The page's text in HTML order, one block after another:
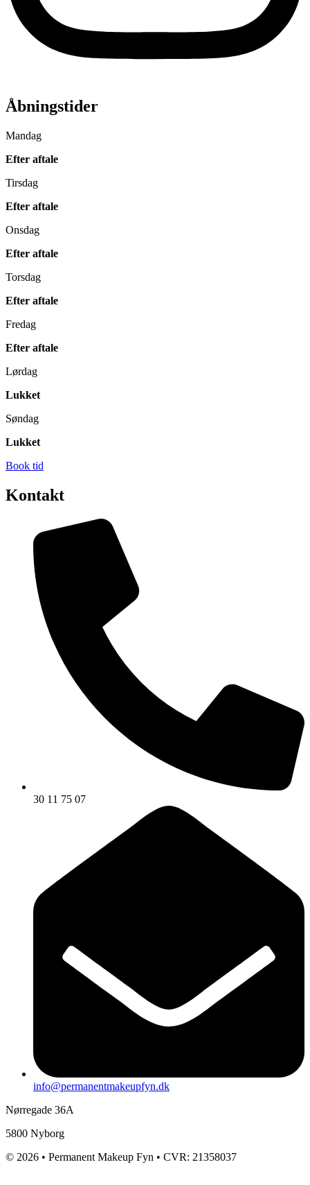
Åbningstider
Mandag
Efter aftale
Tirsdag
Efter aftale
Onsdag
Efter aftale
Torsdag
Efter aftale
Fredag
Efter aftale
Lørdag
Lukket
Søndag
Lukket
Book tid
Kontakt
30 11 75 07
info@permanentmakeupfyn.dk
Nørregade 36A
5800 Nyborg
© 2026 • Permanent Makeup Fyn • CVR: 21358037